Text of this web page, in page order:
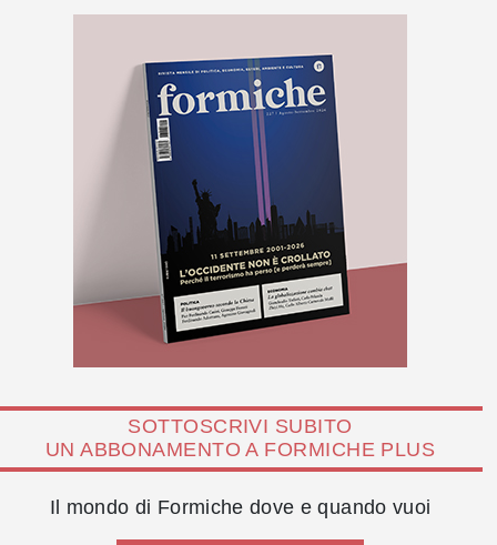
SOTTOSCRIVI SUBITO
UN ABBONAMENTO A FORMICHE PLUS
Il mondo di Formiche dove e quando vuoi